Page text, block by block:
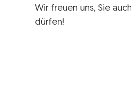
Wir freuen uns, Sie
dürfen!